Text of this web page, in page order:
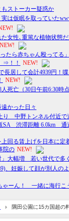
隅田公園に15カ国超の